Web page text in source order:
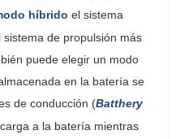
híbrido el sistema
de propulsión más
puede elegir un modo
en la batería se
de conducción (Batthery
a la batería mientras